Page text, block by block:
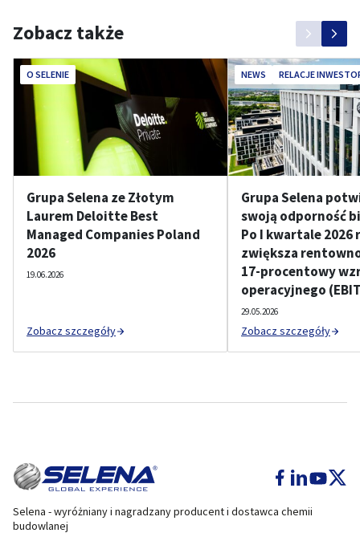
Zobacz także
O SELENIE
Grupa Selena ze Złotym
Laurem Deloitte Best
Managed Companies Poland
2026
19.06.2026
Zobacz szczegóły
NEWS RELACJE
Grupa Selena
swoją odporność
Po I kwartale
zwiększa
17-procentowy
operacyjnego
29.05.2026
Zobacz szczegóły
Selena - wyróżniany i nagradzany producent i dostawca chemii
budowlanej